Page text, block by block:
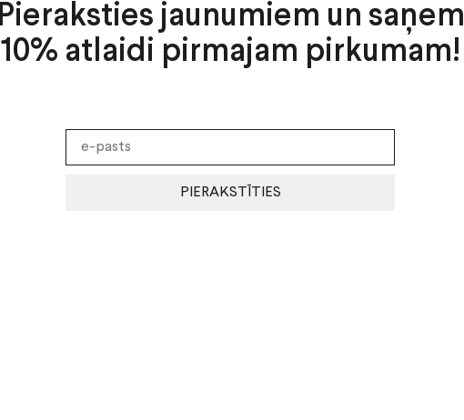
Pieraksties jaunumiem un saņem
10% atlaidi pirmajam pirkumam!
PIERAKSTĪTIES